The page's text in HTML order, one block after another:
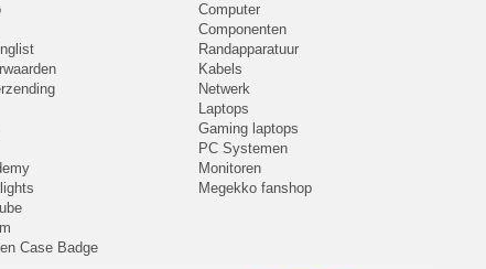
Case Badge
Computer
Componenten
Randapparatuur
Kabels
Netwerk
Laptops
Gaming laptops
PC Systemen
Monitoren
Megekko fanshop